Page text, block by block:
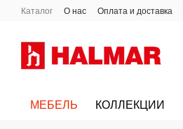
Перейти к основному контенту
Каталог О нас Оплата и доставка
МЕБЕЛЬ КОЛЛЕКЦИИ